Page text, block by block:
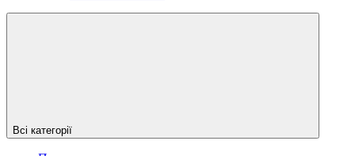
Всі категорії